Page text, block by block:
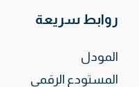
روابط سريعة
المودل
المستودع الرقمي